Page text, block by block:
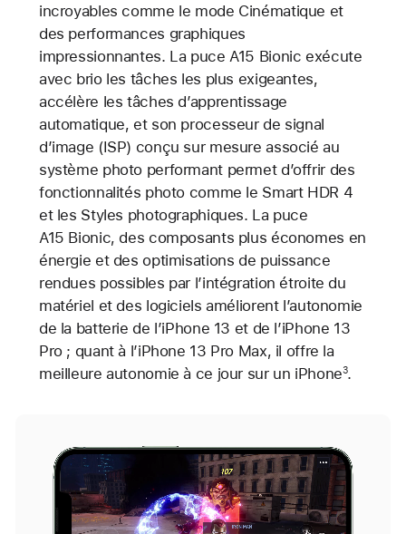
incroyables comme le mode Cinématique et
des performances graphiques
impressionnantes. La puce A15 Bionic exécute
avec brio les tâches les plus exigeantes,
accélère les tâches d’apprentissage
automatique, et son processeur de signal
d’image (ISP) conçu sur mesure associé au
système photo performant permet d’offrir des
fonctionnalités photo comme le Smart HDR 4
et les Styles photographiques. La puce
A15 Bionic, des composants plus économes en
énergie et des optimisations de puissance
rendues possibles par l’intégration étroite du
matériel et des logiciels améliorent l’autonomie
de la batterie de l’iPhone 13 et de l’iPhone 13
Pro ; quant à l’iPhone 13 Pro Max, il offre la
meilleure autonomie à ce jour sur un iPhone3.